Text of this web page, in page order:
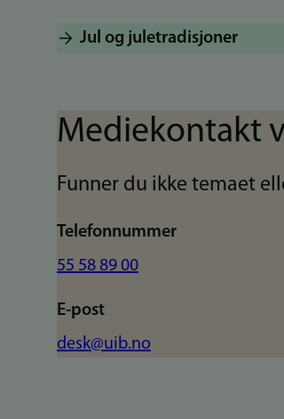
Jul og juletradisjoner
Mediekontakt
Funner du ikke temaet
Telefonnummer
55 58 89 00
E-post
desk@uib.no